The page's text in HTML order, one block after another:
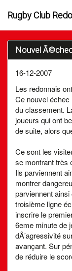
Rugby Club
Nouvel
16-12-2007
Les redonnais
Ce nouvel échec
du classement.
joueurs qui ont
de suite, alors
Ce sont les
se montrant très
Ils parviennent
montrer
parviennent
troisième ligne
inscrire le
6eme minute de
dÂ’agressivité
avançant. Sur
de réduire le